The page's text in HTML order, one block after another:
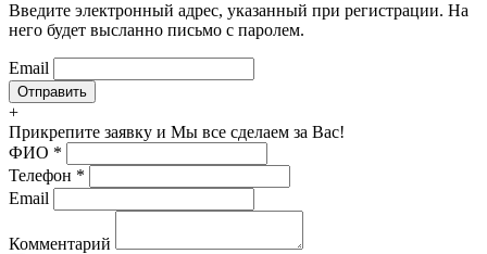
Введите электронный адрес, указанный при регистрации. На
него будет высланно письмо с паролем.
Email
+
Прикрепите заявку и Мы все сделаем за Вас!
ФИО *
Телефон *
Email
Комментарий